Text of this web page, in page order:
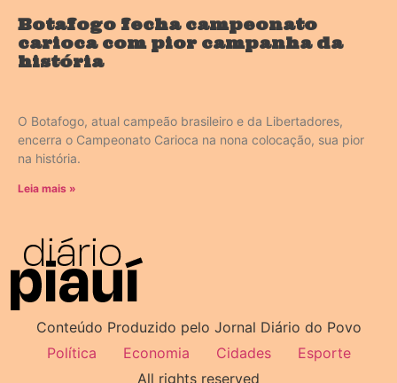
Botafogo fecha campeonato
carioca com pior campanha da
história
O Botafogo, atual campeão brasileiro e da Libertadores,
encerra o Campeonato Carioca na nona colocação, sua pior
na história.
Leia mais »
Conteúdo Produzido pelo Jornal Diário do Povo
Política
Economia Cidades
Esporte
All rights reserved